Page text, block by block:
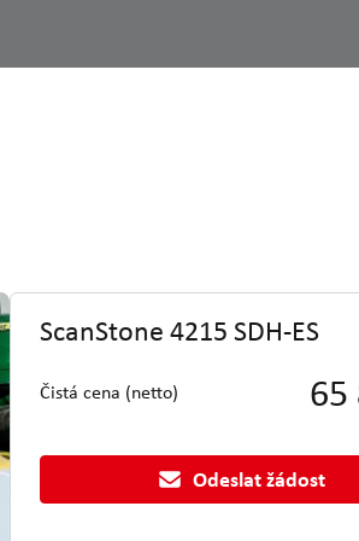
ScanStone 4215 SDH-ES
Čistá cena (netto) 65
Odeslat žádost